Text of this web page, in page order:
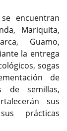
encuentran
Mariquita,
Guamo,
la entrega
sogas
de
de semillas,
sus
prácticas